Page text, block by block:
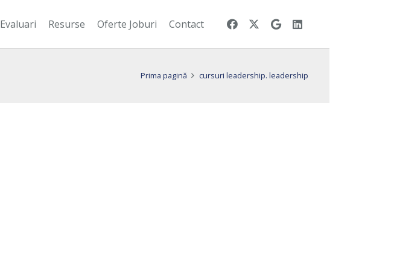
Evaluari Resurse Oferte Joburi Contact
Prima pagină cursuri leadership. leadership